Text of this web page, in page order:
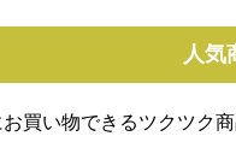
人気
買い物できるツクツク